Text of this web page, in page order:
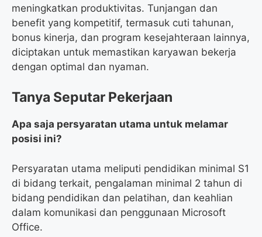
meningkatkan produktivitas. Tunjangan dan
benefit yang kompetitif, termasuk cuti tahunan,
bonus kinerja, dan program kesejahteraan lainnya,
diciptakan untuk memastikan karyawan bekerja
dengan optimal dan nyaman.
Tanya Seputar Pekerjaan
Apa saja persyaratan utama untuk melamar
posisi ini?
Persyaratan utama meliputi pendidikan minimal S1
di bidang terkait, pengalaman minimal 2 tahun di
bidang pendidikan dan pelatihan, dan keahlian
dalam komunikasi dan penggunaan Microsoft
Office.